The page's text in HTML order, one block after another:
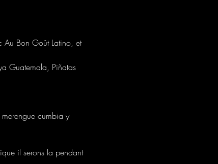
Au Bon Goût Latino, et
Guatemala, Piñatas
cumbia y
il serons la pendant